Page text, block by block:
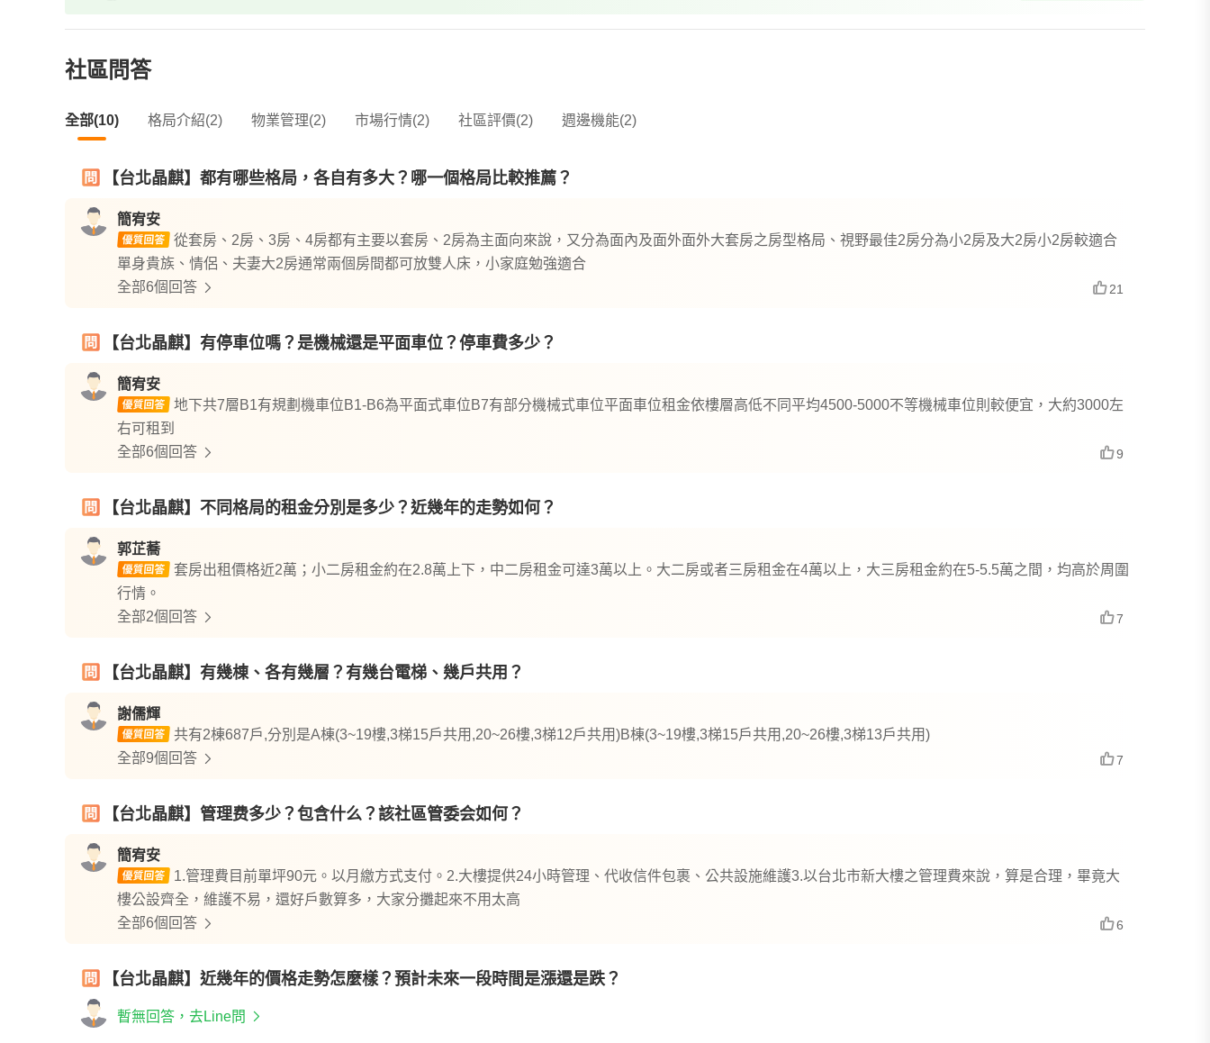
社區問答
全部(10) 格局介紹(2) 物業管理(2) 市場行情(2) 社區評價(2) 週邊機能(2)
【台北晶麒】都有哪些格局，各自有多大？哪一個格局比較推薦？
簡宥安
從套房、2房、3房、4房都有主要以套房、2房為主面向來說，又分為面內及面外面外大套房之房型格局、視野最佳2房分為小2房及大2房小2房較適合
單身貴族、情侶、夫妻大2房通常兩個房間都可放雙人床，小家庭勉強適合
全部6個回答
21
【台北晶麒】有停車位嗎？是機械還是平面車位？停車費多少？
簡宥安
地下共7層B1有規劃機車位B1-B6為平面式車位B7有部分機械式車位平面車位租金依樓層高低不同平均4500-5000不等機械車位則較便宜，大約3000左
右可租到
全部6個回答
9
【台北晶麒】不同格局的租金分別是多少？近幾年的走勢如何？
郭芷蕎
套房出租價格近2萬；小二房租金約在2.8萬上下，中二房租金可達3萬以上。大二房或者三房租金在4萬以上，大三房租金約在5-5.5萬之間，均高於周圍
行情。
全部2個回答
7
【台北晶麒】有幾棟、各有幾層？有幾台電梯、幾戶共用？
謝儒輝
共有2棟687戶,分別是A棟(3~19樓,3梯15戶共用,20~26樓,3梯12戶共用)B棟(3~19樓,3梯15戶共用,20~26樓,3梯13戶共用)
全部9個回答
7
【台北晶麒】管理费多少？包含什么？該社區管委会如何？
簡宥安
1.管理費目前單坪90元。以月繳方式支付。2.大樓提供24小時管理、代收信件包裹、公共設施維護3.以台北市新大樓之管理費來說，算是合理，畢竟大
樓公設齊全，維護不易，還好戶數算多，大家分攤起來不用太高
全部6個回答
6
【台北晶麒】近幾年的價格走勢怎麼樣？預計未來一段時間是漲還是跌？
暫無回答，去Line問